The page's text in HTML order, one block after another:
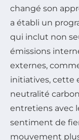
changé son
a établi un
qui inclut non
émissions
externes,
initiatives, cette
neutralité
entretiens avec
sentiment de
mouvement